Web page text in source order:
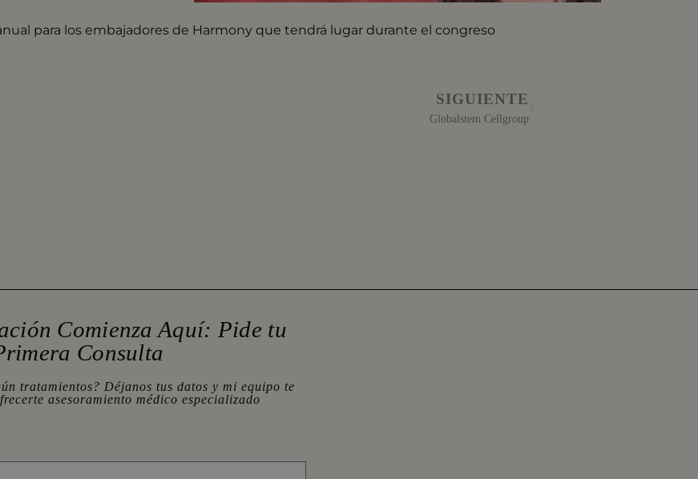
para los embajadores de Harmony que tendrá lugar durante el congreso
SIGUIENTE
Globalstem Cellgroup
Comienza Aquí: Pide tu
Consulta
tratamientos? Déjanos tus datos y mi equipo te
asesoramiento médico especializado